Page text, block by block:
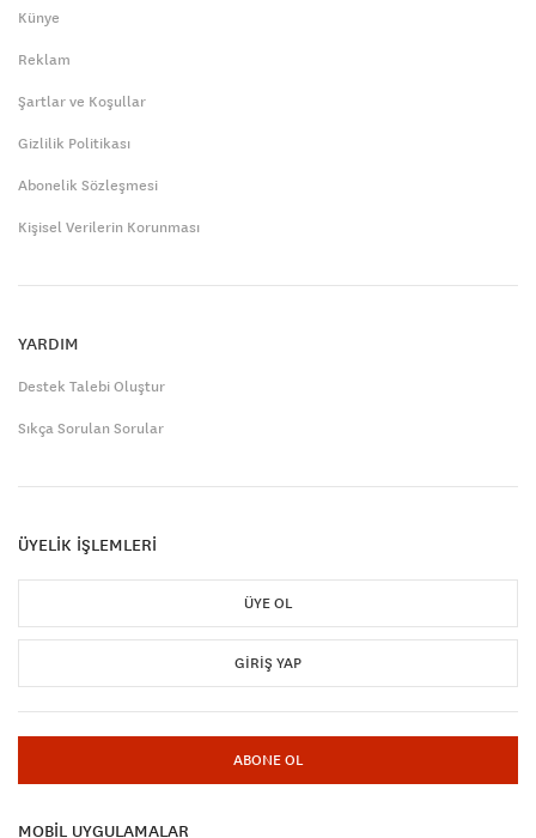
Künye
Reklam
Şartlar ve Koşullar
Gizlilik Politikası
Abonelik Sözleşmesi
Kişisel Verilerin Korunması
YARDIM
Destek Talebi Oluştur
Sıkça Sorulan Sorular
ÜYELİK İŞLEMLERİ
ÜYE OL
GIRIŞ YAP
ABONE OL
MOBİL UYGULAMALAR